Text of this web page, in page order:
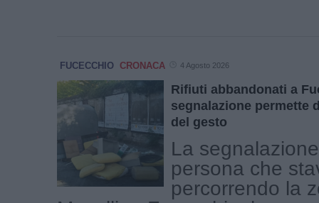
FUCECCHIO CRONACA 4 Agosto 2026
Rifiuti abbandonati a
segnalazione permette
del gesto
La
persona che
percorrendo la